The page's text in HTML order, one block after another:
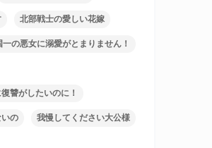
北部戦士の愛しい花嫁
一の悪女に溺愛がとまりません！
讐がしたいのに！
の 我慢してください大公様